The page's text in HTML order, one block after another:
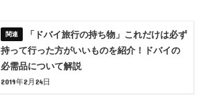
「ドバイ旅行の持ち物」これだけは必ず
持って行った方がいいものを紹介！ドバイの
必需品について解説
2019年2月24日